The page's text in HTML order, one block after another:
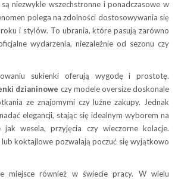
są niezwykle wszechstronne i ponadczasowe w
polega na zdolności dostosowywania się
i stylów. To ubrania, które pasują zarówno
wydarzenia, niezależnie od sezonu czy
sukienki oferują wygodę i prostotę.
dzianinowe czy modele oversize doskonale
ze znajomymi czy luźne zakupy. Jednak
elegancji, stając się idealnym wyborem na
jak wesela, przyjęcia czy wieczorne kolacje.
lub koktajlowe pozwalają poczuć się wyjątkowo
miejsce również w świecie pracy. W wielu